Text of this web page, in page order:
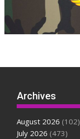
Archives
August 2026 (102)
July 2026 (473)